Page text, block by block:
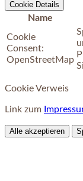
Cookie Details
Name
Cookie
Consent:
OpenStreetMap
Cookie Verweis
Link zum
Alle akzeptieren